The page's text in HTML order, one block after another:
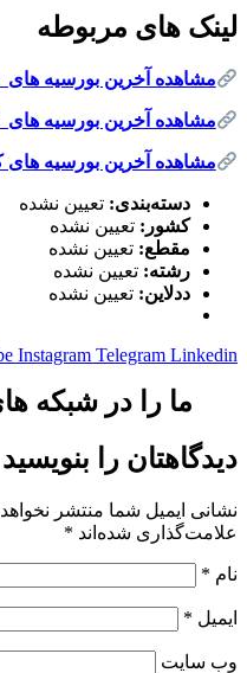
لینک های مربوطه
مشاهده آخرین بورسیه های
مشاهده آخرین بورسیه
مشاهده آخرین بورسیه های
دسته‌بندی: تعیین نشده
کشور: تعیین نشده
مقطع: تعیین نشده
رشته: تعیین نشده
ددلاین: تعیین نشده
Instagram Telegram Linkedin
ما را در شبکه
دیدگاهتان را بنویسید
نشانی ایمیل شما منتشر
علامت‌گذاری شده‌اند *
نام *
ایمیل *
وب‌ سایت